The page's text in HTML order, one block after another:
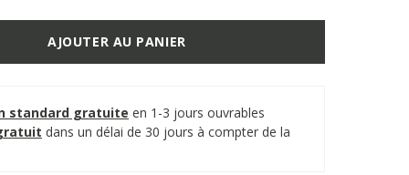
AJOUTER AU PANIER
standard gratuite en 1-3 jours ouvrables
dans un délai de 30 jours à compter de la